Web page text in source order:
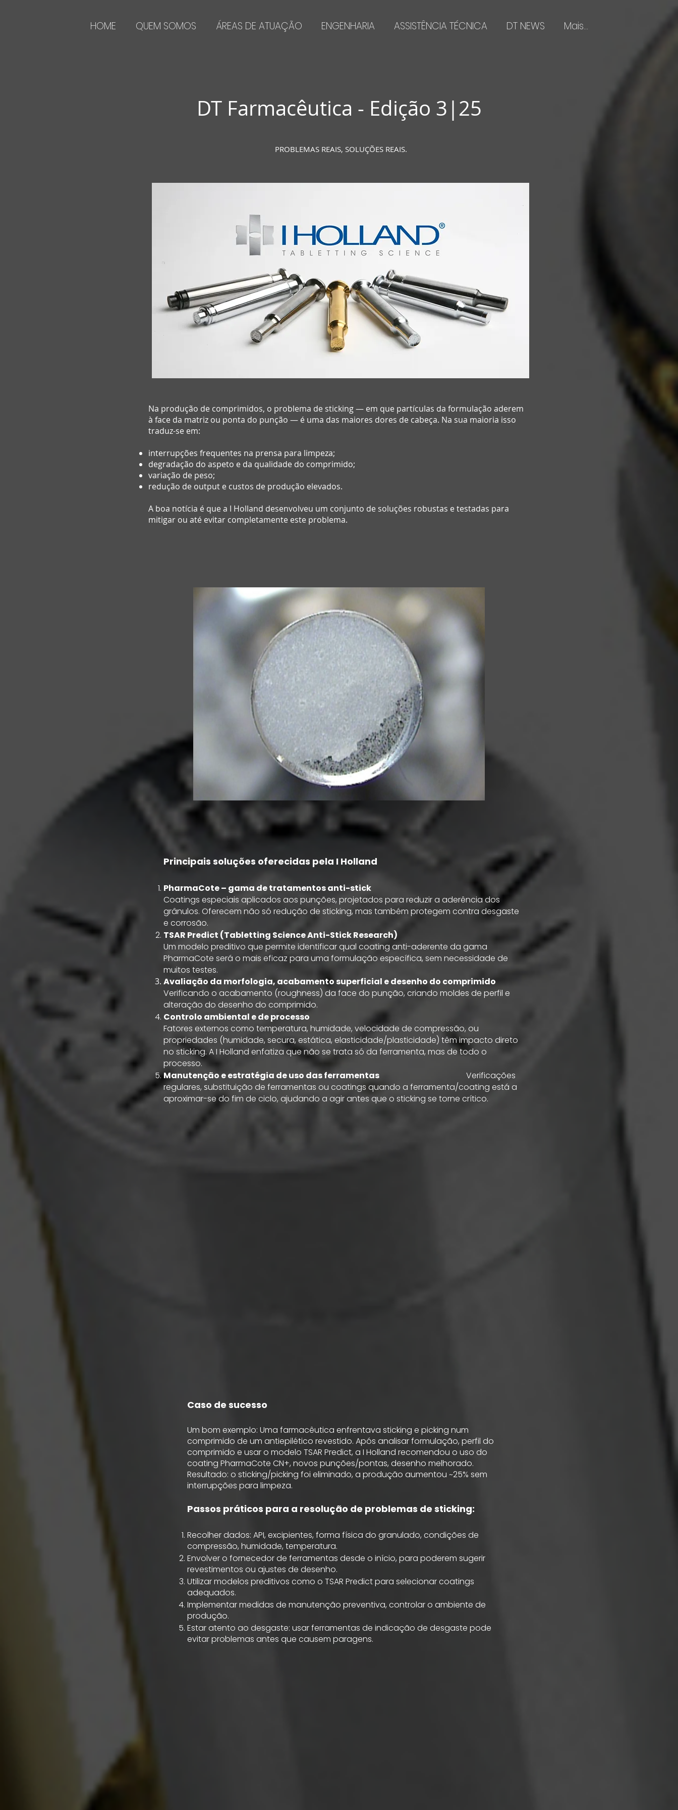
HOME QUEM SOMOS ÁREAS DE ATUAÇÃO ENGENHARIA ASSISTÊNCIA TÉCNICA DT NEWS Mais...
DT Farmacêutica - Edição 3|25
PROBLEMAS REAIS, SOLUÇÕES REAIS.
Na produção de comprimidos, o problema de sticking — em que partículas da formulação aderem
à face da matriz ou ponta do punção — é uma das maiores dores de cabeça. Na sua maioria isso
traduz-se em:
interrupções frequentes na prensa para limpeza;
degradação do aspeto e da qualidade do comprimido;
variação de peso;
redução de output e custos de produção elevados.
A boa notícia é que a I Holland desenvolveu um conjunto de soluções robustas e testadas para
mitigar ou até evitar completamente este problema.
Principais soluções oferecidas pela I Holland
PharmaCote – gama de tratamentos anti-stick
Coatings especiais aplicados aos punções, projetados para reduzir a aderência dos
grânulos. Oferecem não só redução de sticking, mas também protegem contra desgaste
e corrosão.
TSAR Predict (Tabletting Science Anti-Stick Research)
Um modelo preditivo que permite identificar qual coating anti-aderente da gama
PharmaCote será o mais eficaz para uma formulação específica, sem necessidade de
muitos testes.
Avaliação da morfologia, acabamento superficial e desenho do comprimido
Verificando o acabamento (roughness) da face do punção, criando moldes de perfil e
alteração do desenho do comprimido.
Controlo ambiental e de processo
Fatores externos como temperatura, humidade, velocidade de compressão, ou
propriedades (humidade, secura, estática, elasticidade/plasticidade) têm impacto direto
no sticking. A I Holland enfatiza que não se trata só da ferramenta, mas de todo o
processo.
Manutenção e estratégia de uso das ferramentas
Verificações
regulares, substituição de ferramentas ou coatings quando a ferramenta/coating está a
aproximar-se do fim de ciclo, ajudando a agir antes que o sticking se torne crítico.
Caso de sucesso
Um bom exemplo: Uma farmacêutica enfrentava sticking e picking num
comprimido de um antiepilético revestido. Após analisar formulação, perfil do
comprimido e usar o modelo TSAR Predict, a I Holland recomendou o uso do
coating PharmaCote CN+, novos punções/pontas, desenho melhorado.
Resultado: o sticking/picking foi eliminado, a produção aumentou ~25% sem
interrupções para limpeza.
Passos práticos para a resolução de problemas de sticking:
Recolher dados: API, excipientes, forma física do granulado, condições de
compressão, humidade, temperatura.
Envolver o fornecedor de ferramentas desde o início, para poderem sugerir
revestimentos ou ajustes de desenho.
Utilizar modelos preditivos como o TSAR Predict para selecionar coatings
adequados.
Implementar medidas de manutenção preventiva, controlar o ambiente de
produção.
Estar atento ao desgaste: usar ferramentas de indicação de desgaste pode
evitar problemas antes que causem paragens.